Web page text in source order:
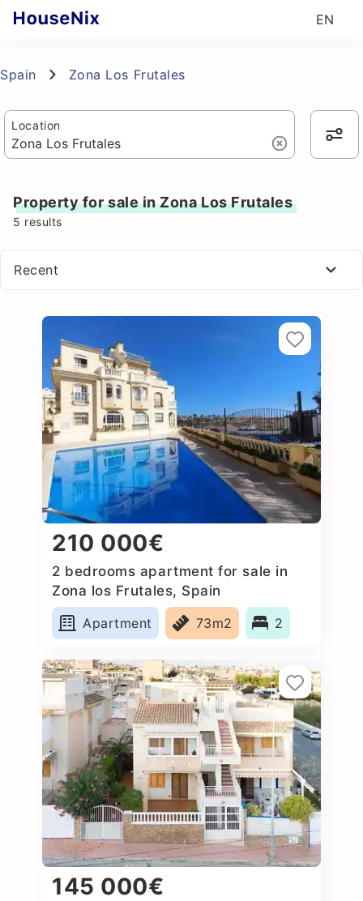
EN
Spain Zona Los Frutales
Location
Property for sale in Zona Los Frutales
5 results
Recent
210 000€
2 bedrooms apartment for sale in
Zona los Frutales, Spain
Apartment
73m2 2
145 000€